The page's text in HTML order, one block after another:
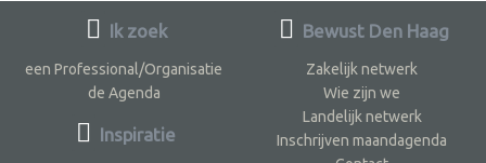
Ik zoek
een Professional/Organisatie
de Agenda
Inspiratie
Bewust Den Haag
Zakelijk netwerk
Wie zijn we
Landelijk netwerk
Inschrijven maandagenda